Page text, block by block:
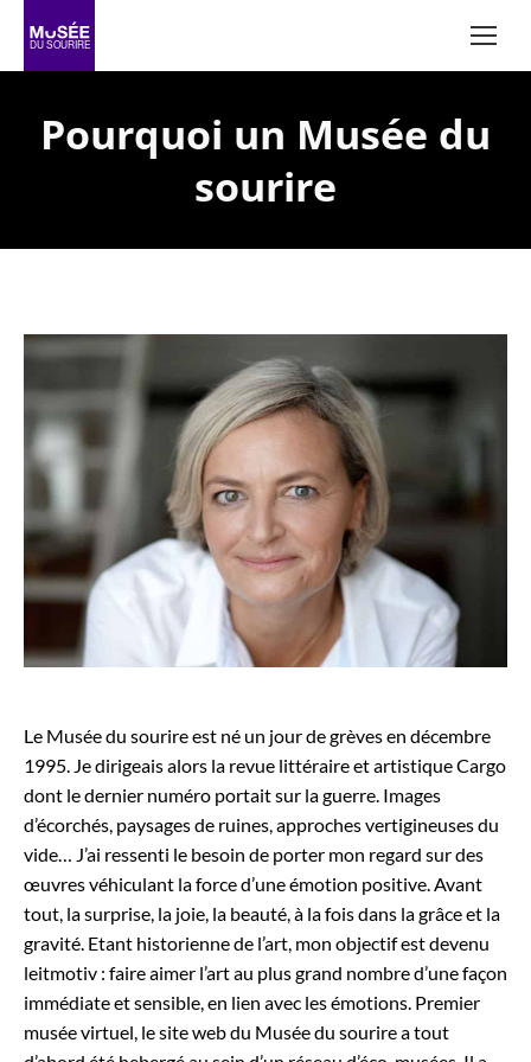
Pourquoi un Musée du
sourire
Le Musée du sourire est né un jour de grèves en décembre
1995. Je dirigeais alors la revue littéraire et artistique Cargo
dont le dernier numéro portait sur la guerre. Images
d’écorchés, paysages de ruines, approches vertigineuses du
vide… J’ai ressenti le besoin de porter mon regard sur des
œuvres véhiculant la force d’une émotion positive. Avant
tout, la surprise, la joie, la beauté, à la fois dans la grâce et la
gravité. Etant historienne de l’art, mon objectif est devenu
leitmotiv : faire aimer l’art au plus grand nombre d’une façon
immédiate et sensible, en lien avec les émotions. Premier
musée virtuel, le site web du Musée du sourire a tout